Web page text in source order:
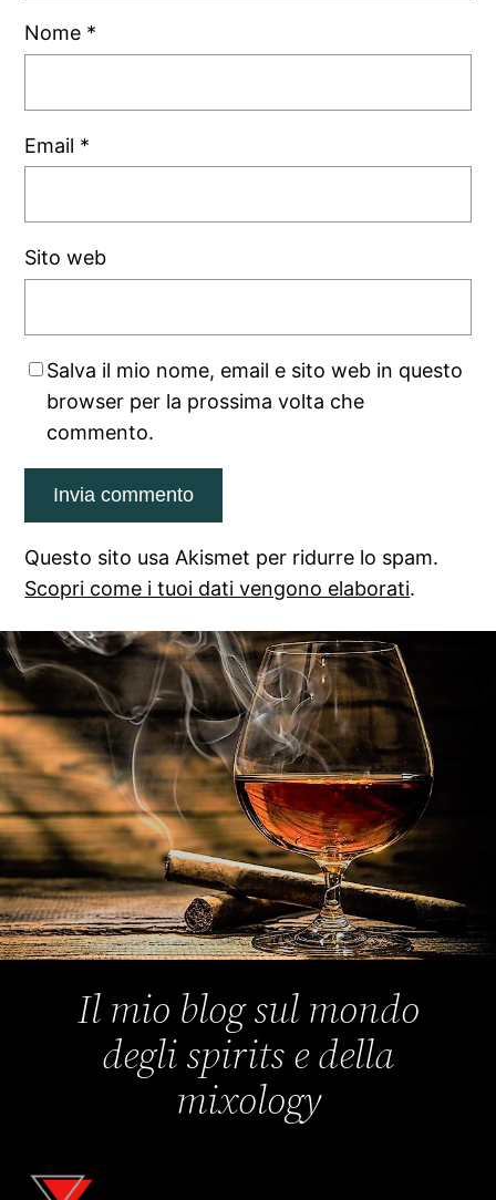
Nome *
Email *
Sito web
Salva il mio nome, email e sito web in questo
browser per la prossima volta che
commento.
Questo sito usa Akismet per ridurre lo spam.
Scopri come i tuoi dati vengono elaborati.
Il mio blog sul mondo
degli spirits e della
mixology